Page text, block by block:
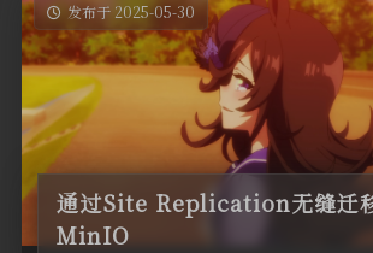
发布于 2025-05-30
通过Site Replication无缝迁
MinIO